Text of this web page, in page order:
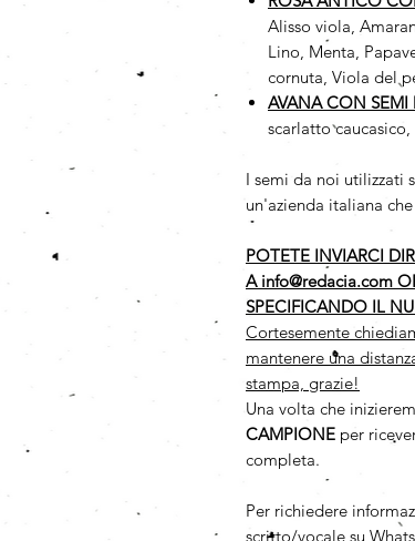
Alisso viola,
Lino, Menta,
cornuta, Viola del
AVANA CON SEMI
scarlatto
I semi da noi utilizzati
un'azienda italiana
POTETE INVIARCI
A info@redacia.com
SPECIFICANDO IL
Cortesemente
mantenere una
stampa, grazie!
Una volta che
CAMPIONE per
completa.
Per richiedere
scritto/vocale su